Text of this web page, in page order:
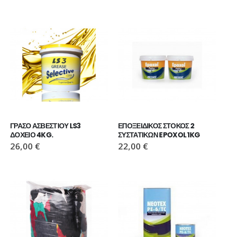
ΓΡΑΣΟ ΑΣΒΕΣΤΙΟΥ LS3
ΔΟΧΕΙΟ 4KG.
26,00 €
ΕΠΟΞΕΙΔΙΚΟΣ ΣΤΟΚΟΣ 2
ΣΥΣΤΑΤΙΚΩΝ EPOXOL 1KG
22,00 €